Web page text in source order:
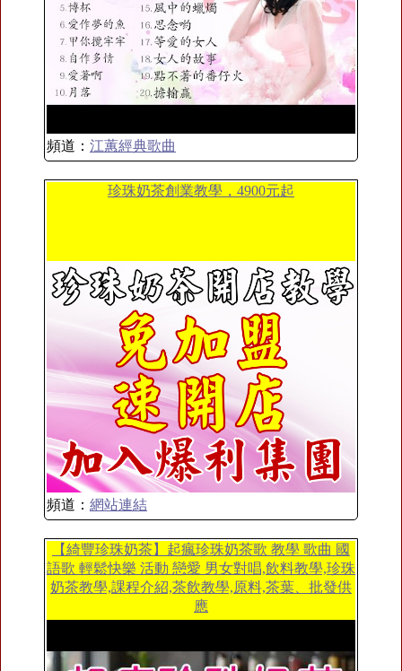
頻道： 江蕙經典歌曲
珍珠奶茶創業教學，4900元起
頻道： 網站連結
【綺豐珍珠奶茶】起瘋珍珠奶茶歌 教學 歌曲 國
語歌 輕鬆快樂 活動 戀愛 男女對唱,飲料教學,珍珠
奶茶教學,課程介紹,茶飲教學,原料,茶葉、批發供
應